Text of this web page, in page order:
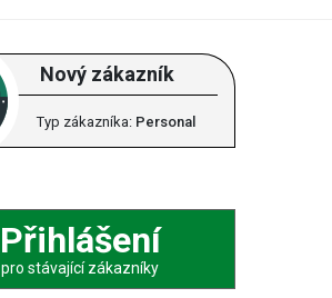
Nový zákazník
Typ zákazníka: Personal
Přihlášení
pro stávající zákazníky